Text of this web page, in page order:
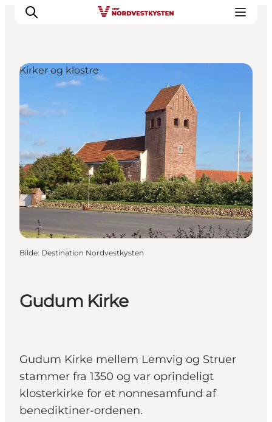
Byer og steder
Inspirasjon
Events
Overnatting
Planlegg ferien
Gudum Kirke
Gudum Kirke mellem Lemvig og Struer
stammer fra 1350 og var oprindeligt
klosterkirke for et nonnesamfund af
benediktiner-ordenen.
Kirker og klostre
Bilde: Destination Nordvestkysten